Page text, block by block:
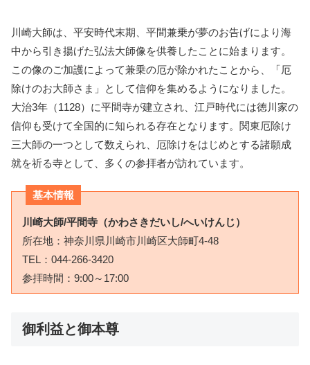
川崎大師は、平安時代末期、平間兼乗が夢のお告げにより海
中から引き揚げた弘法大師像を供養したことに始まります。
この像のご加護によって兼乗の厄が除かれたことから、「厄
除けのお大師さま」として信仰を集めるようになりました。
大治3年（1128）に平間寺が建立され、江戸時代には徳川家の
信仰も受けて全国的に知られる存在となります。関東厄除け
三大師の一つとして数えられ、厄除けをはじめとする諸願成
就を祈る寺として、多くの参拝者が訪れています。
基本情報
川崎大師/平間寺（かわさきだいし/へいけんじ）
所在地：神奈川県川崎市川崎区大師町4-48
TEL：044-266-3420
参拝時間：9:00～17:00
御利益と御本尊